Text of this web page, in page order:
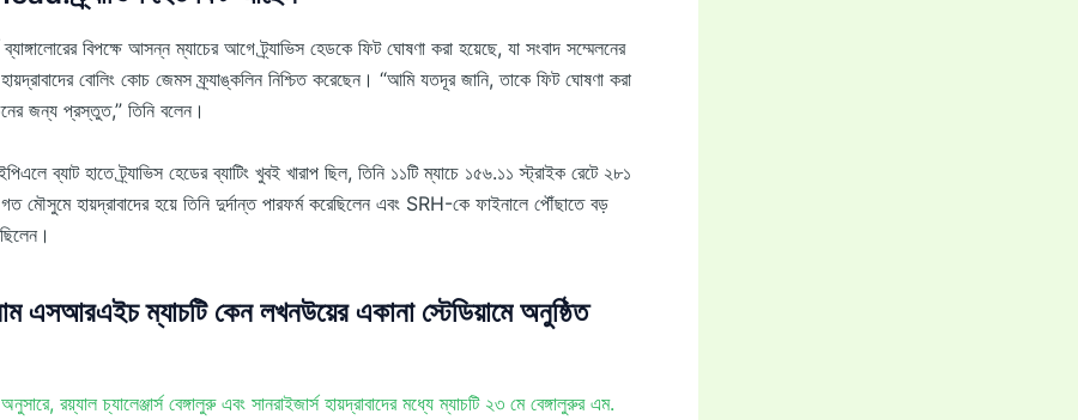
ব্যাঙ্গালোরের বিপক্ষে আসন্ন ম্যাচের আগে ট্র্যাভিস হেডকে ফিট ঘোষণা করা হয়েছে, যা সংবাদ সম্মেলনের
হায়দ্রাবাদের বোলিং কোচ জেমস ফ্র্যাঙ্কলিন নিশ্চিত করেছেন। “আমি যতদূর জানি, তাকে ফিট ঘোষণা করা
জন্য প্রস্তুত,” তিনি বলেন।
ব্যাট হাতে ট্র্যাভিস হেডের ব্যাটিং খুবই খারাপ ছিল, তিনি ১১টি ম্যাচে ১৫৬.১১ স্ট্রাইক রেটে ২৮১
মৌসুমে হায়দ্রাবাদের হয়ে তিনি দুর্দান্ত পারফর্ম করেছিলেন এবং SRH-কে ফাইনালে পৌঁছাতে বড়
এসআরএইচ ম্যাচটি কেন লখনউয়ের একানা স্টেডিয়ামে অনুষ্ঠিত
রয়্যাল চ্যালেঞ্জার্স বেঙ্গালুরু এবং সানরাইজার্স হায়দ্রাবাদের মধ্যে ম্যাচটি ২৩ মে বেঙ্গালুরুর এম.